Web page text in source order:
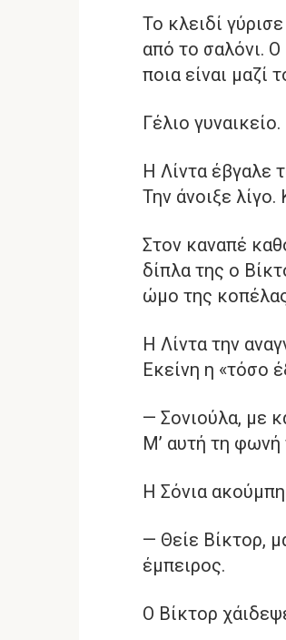
Το κλειδί
από το σαλόνι. Ο
ποια είναι μαζί
Γέλιο
Η Λίντα έβγαλε
Την άνοιξε
Στον καναπέ
δίπλα της ο
ώμο της
Η Λίντα την
Εκείνη η «τόσο
— Σονιούλα, με
Μ’ αυτή τη φωνή
Η Σόνια
— Θείε Βίκτορ,
έμπειρος.
Ο Βίκτορ